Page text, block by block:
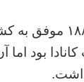
قبلا هم
کانادا بود